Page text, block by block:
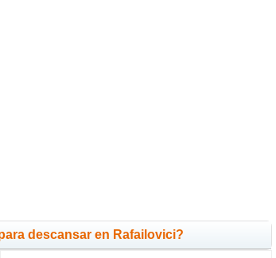
descansar en Rafailovici?